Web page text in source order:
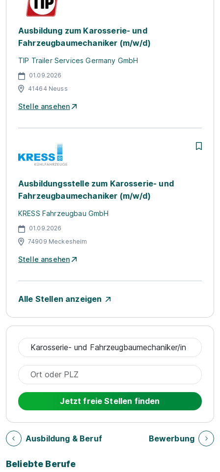
Ausbildung zum Karosserie- und
Fahrzeugbaumechaniker (m/w/d)
TIP Trailer Services Germany GmbH
01.09.2026
41464 Neuss
Stelle ansehen
Ausbildungsstelle zum Karosserie- und
Fahrzeugbaumechaniker (m/w/d)
KRESS Fahrzeugbau GmbH
01.09.2026
74909 Meckesheim
Stelle ansehen
Alle Stellen anzeigen
Jetzt freie Stellen finden
Ausbildung & Beruf Bewerbung
Beliebte Berufe